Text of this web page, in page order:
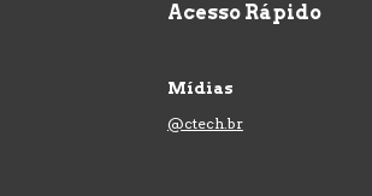
Acesso Rápido
Mídias
@ctech.br